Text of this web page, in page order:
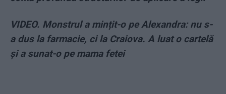
VIDEO. Monstrul a mințit-o pe Alexandra: nu s-
a dus la farmacie, ci la Craiova. A luat o cartelă
și a sunat-o pe mama fetei